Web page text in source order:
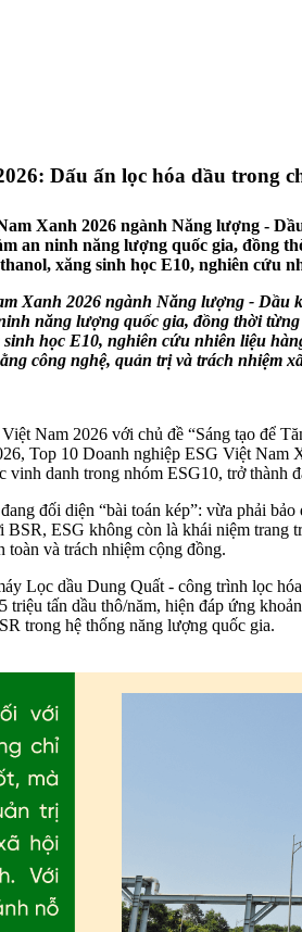
Dấu ấn lọc hóa dầu trong
Xanh 2026 ngành Năng lượng -
an ninh năng lượng quốc gia,
xăng sinh học E10, nghiên cứu
Xanh 2026 ngành Năng lượng -
năng lượng quốc gia, đồng thời
học E10, nghiên cứu nhiên liệu
công nghệ, quản trị và trách nhiệm
Nam 2026 với chủ đề “Sáng tạo để
Top 10 Doanh nghiệp ESG Việt Nam
danh trong nhóm ESG10, trở thành
đối diện “bài toán kép”: vừa phải
ESG không còn là khái niệm
toàn và trách nhiệm cộng đồng.
Lọc dầu Dung Quất - công trình lọc
tấn dầu thô/năm, hiện đáp ứng
trong hệ thống năng lượng quốc gia.